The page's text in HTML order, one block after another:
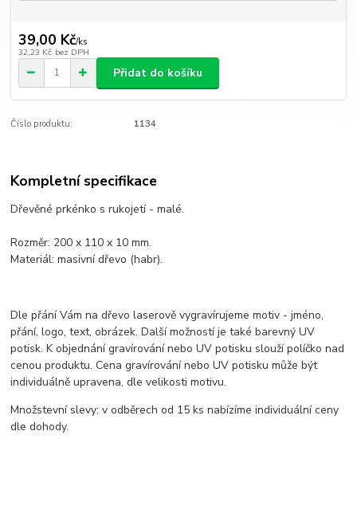
39,00 Kč/ks
32,23 Kč bez DPH
Přidat do košíku
Číslo produktu: 1134
Kompletní specifikace
Dřevěné prkénko s rukojetí - malé.
Rozměr: 200 x 110 x 10 mm.
Materiál: masivní dřevo (habr).
Dle přání Vám na dřevo laserově vygravírujeme motiv - jméno,
přání, logo, text, obrázek. Další možností je také barevný UV
potisk. K objednání gravírování nebo UV potisku slouží políčko nad
cenou produktu. Cena gravírování nebo UV potisku může být
individuálně upravena, dle velikosti motivu.
Množstevní slevy: v odběrech od 15 ks nabízíme individuální ceny
dle dohody.